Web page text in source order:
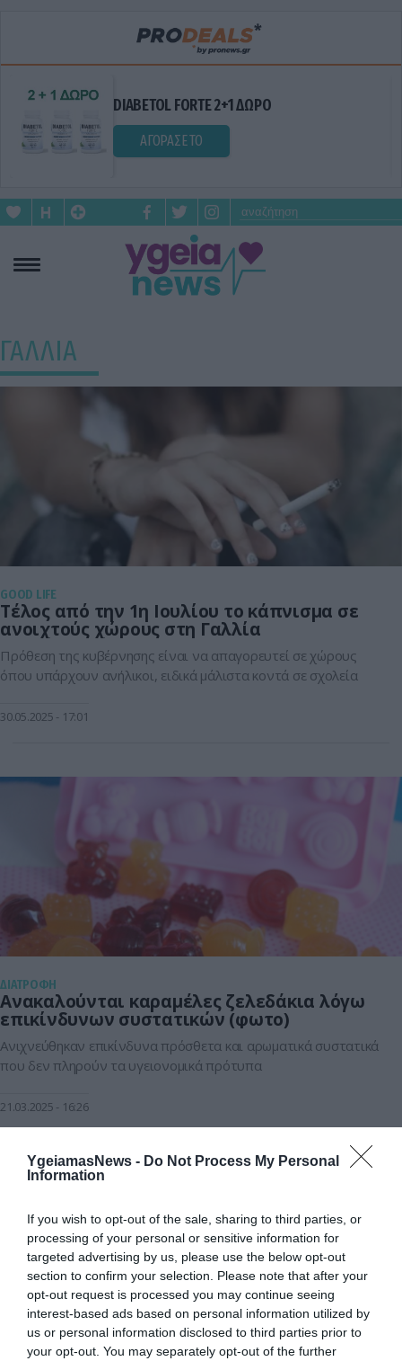
YgeiamasNews - Do Not Process My Personal
Information
If you wish to opt-out of the sale, sharing to third parties, or
processing of your personal or sensitive information for
targeted advertising by us, please use the below opt-out
section to confirm your selection. Please note that after your
opt-out request is processed you may continue seeing
interest-based ads based on personal information utilized by
us or personal information disclosed to third parties prior to
your opt-out. You may separately opt-out of the further
DIABETOL FORTE 2+1 ΔΩΡΟ
ΑΓΟΡΑΣΕ ΤΟ
ΓΑΛΛΙΑ
GOOD LIFE
Τέλος από την 1η Ιουλίου το κάπνισμα σε
ανοιχτούς χώρους στη Γαλλία
Πρόθεση της κυβέρνησης είναι να απαγορευτεί σε χώρους
όπου υπάρχουν ανήλικοι, ειδικά μάλιστα κοντά σε σχολεία
30.05.2025 17:01
ΔΙΑΤΡΟΦΗ
Ανακαλούνται καραμέλες ζελεδάκια λόγω
επικίνδυνων συστατικών (φωτο)
Ανιχνεύθηκαν επικίνδυνα πρόσθετα και αρωματικά συστατικά
που δεν πληρούν τα υγειονομικά πρότυπα
21.03.2025 16:26